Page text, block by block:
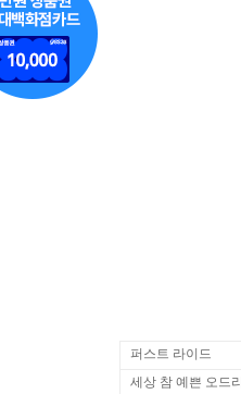
퍼스트 라이드
세상 참 예쁜 오드리